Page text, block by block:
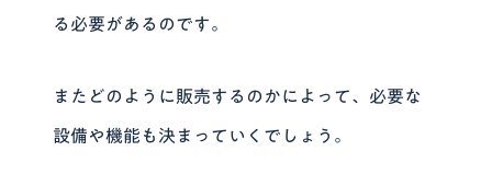
る必要があるのです。
またどのように販売するのかによって、必要な
設備や機能も決まっていくでしょう。